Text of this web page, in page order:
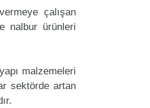
çalışan
nalbur ürünleri
malzemeleri
sektörde artan